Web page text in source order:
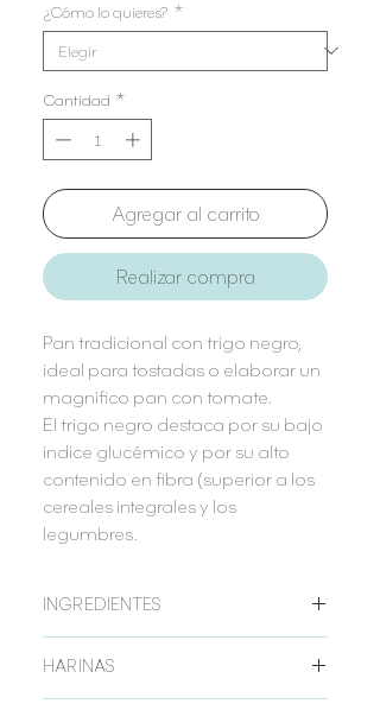
¿Cómo lo quieres? *
Cantidad *
Agregar al carrito
Realizar compra
Pan tradicional con trigo negro,
ideal para tostadas o elaborar un
magnífico pan con tomate.
El trigo negro destaca por su bajo
índice glucémico y por su alto
contenido en fibra (superior a los
cereales integrales y los
legumbres.
INGREDIENTES
almidón de maíz y psyllium, sal, agua y
levadura.
HARINAS